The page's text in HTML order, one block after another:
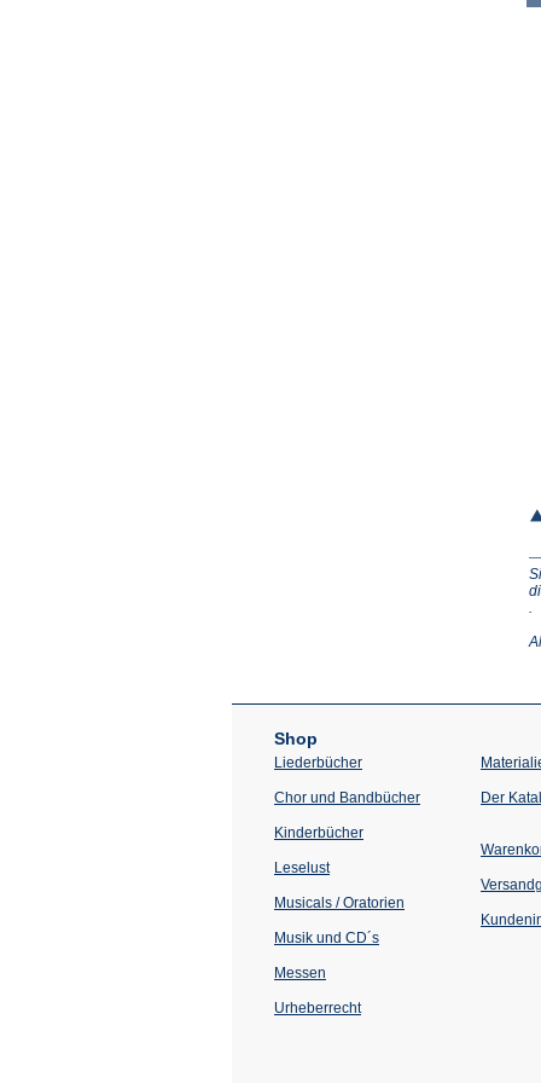
.
Shop
Liederbücher
Chor und Bandbücher
Kinderbücher
Leselust
Musicals / Oratorien
Musik und CD´s
Messen
Urheberrecht
Der